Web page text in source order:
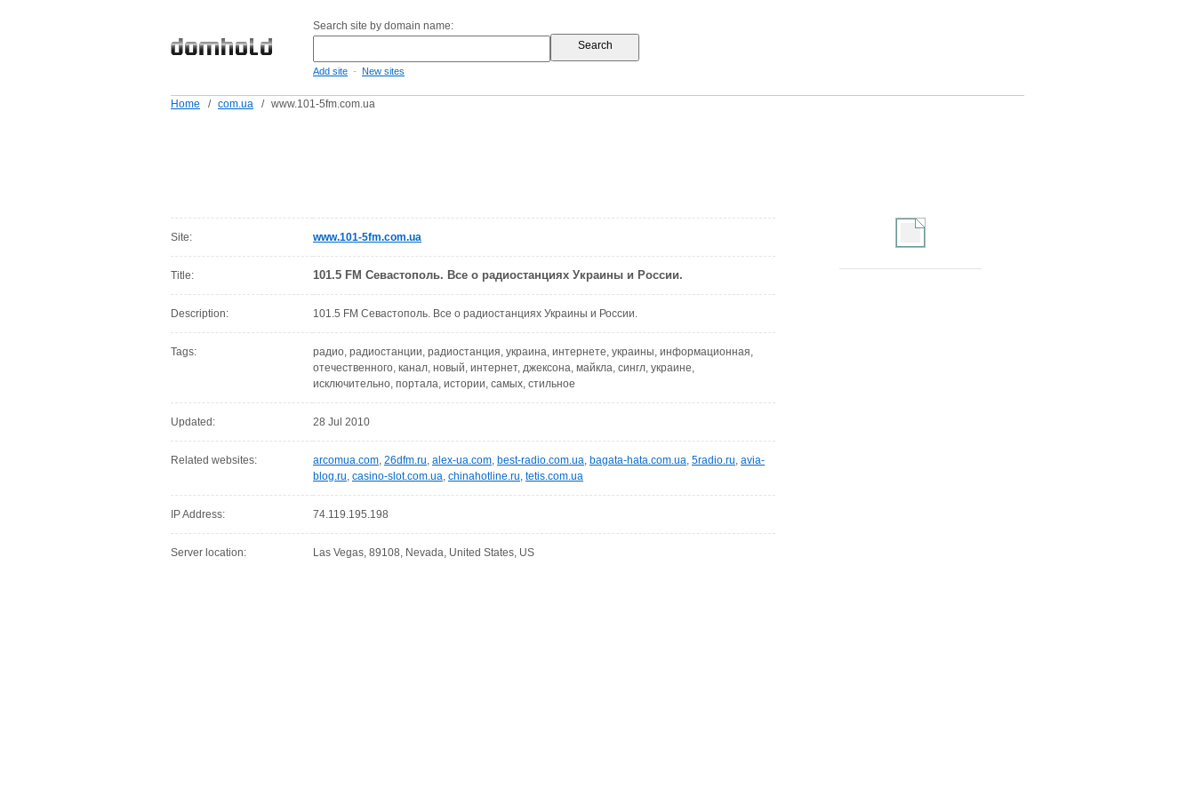
Search site by domain name:
Add site - New sites
Home / com.ua / www.101-5fm.com.ua
Site: www.101-5fm.com.ua
Title: 101.5 FM Севастополь. Все о радиостанциях Украины и России.
Description: 101.5 FM Севастополь. Все о радиостанциях Украины и России.
Tags:
радио, радиостанции, радиостанция, украина, интернете, украины, информационная,
отечественного, канал, новый, интернет, джексона, майкла, сингл, украине,
исключительно, портала, истории, самых, стильное
Updated: 28 Jul 2010
Related websites: arcomua.com, 26dfm.ru, alex-ua.com, best-radio.com.ua, bagata-hata.com.ua, 5radio.ru, avia-
blog.ru, casino-slot.com.ua, chinahotline.ru, tetis.com.ua
IP Address: 74.119.195.198
Server location: Las Vegas, 89108, Nevada, United States, US